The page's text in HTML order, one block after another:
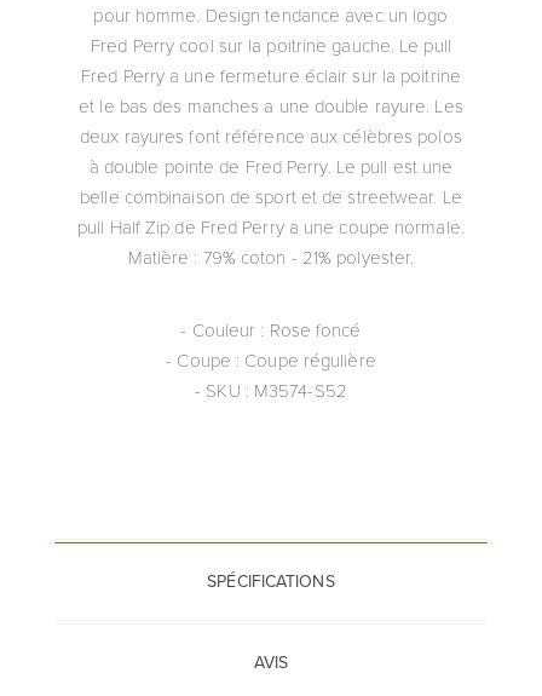
pour homme. Design tendance avec un logo
Fred Perry cool sur la poitrine gauche. Le pull
Fred Perry a une fermeture éclair sur la poitrine
et le bas des manches a une double rayure. Les
deux rayures font référence aux célèbres polos
à double pointe de Fred Perry. Le pull est une
belle combinaison de sport et de streetwear. Le
pull Half Zip de Fred Perry a une coupe normale.
Matière : 79% coton - 21% polyester.
- Couleur : Rose foncé
- Coupe : Coupe régulière
- SKU : M3574-S52
SPÉCIFICATIONS
AVIS